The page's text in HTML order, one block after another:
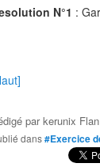
N°1 :
parkerunix Flan
dans#Exercice